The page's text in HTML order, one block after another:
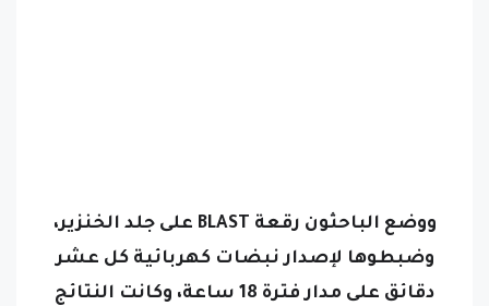
وضبطوها لإصدار نبضات كهربائية كل عشر
دقائق على مدار فترة 18 ساعة، وكانت النتائج
واعدة: حيث قللت الرقعة بشكل كبير من تكوين